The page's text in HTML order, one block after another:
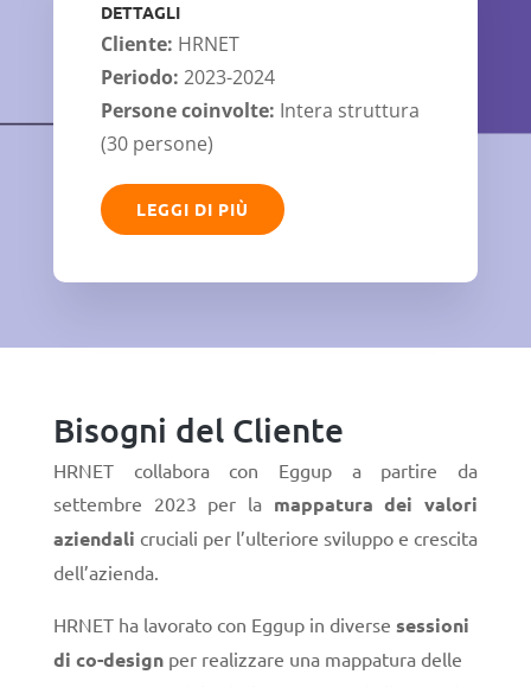
DETTAGLI
Cliente: HRNET
Periodo: 2023-2024
Persone coinvolte: Intera struttura
(30 persone)
LEGGI DI PIÙ
Bisogni del Cliente
HRNET collabora con Eggup a partire da
settembre 2023 per la mappatura dei valori
aziendali cruciali per l’ulteriore sviluppo e crescita
dell’azienda.
HRNET ha lavorato con Eggup in diverse sessioni
di co-designper realizzare una mappatura delle